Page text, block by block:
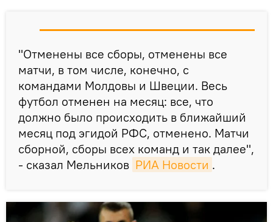
"Отменены все сборы, отменены все
матчи, в том числе, конечно, с
командами Молдовы и Швеции. Весь
футбол отменен на месяц: все, что
должно было происходить в ближайший
месяц под эгидой РФС, отменено. Матчи
сборной, сборы всех команд и так далее",
- сказал Мельников РИА Новости .